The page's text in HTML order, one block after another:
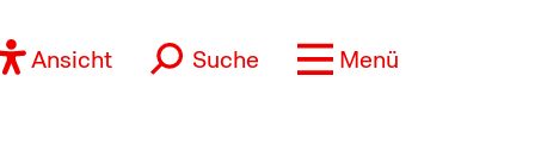
Ansicht Suche Menü